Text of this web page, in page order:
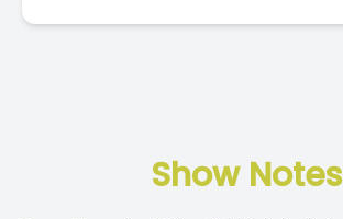
Show Notes